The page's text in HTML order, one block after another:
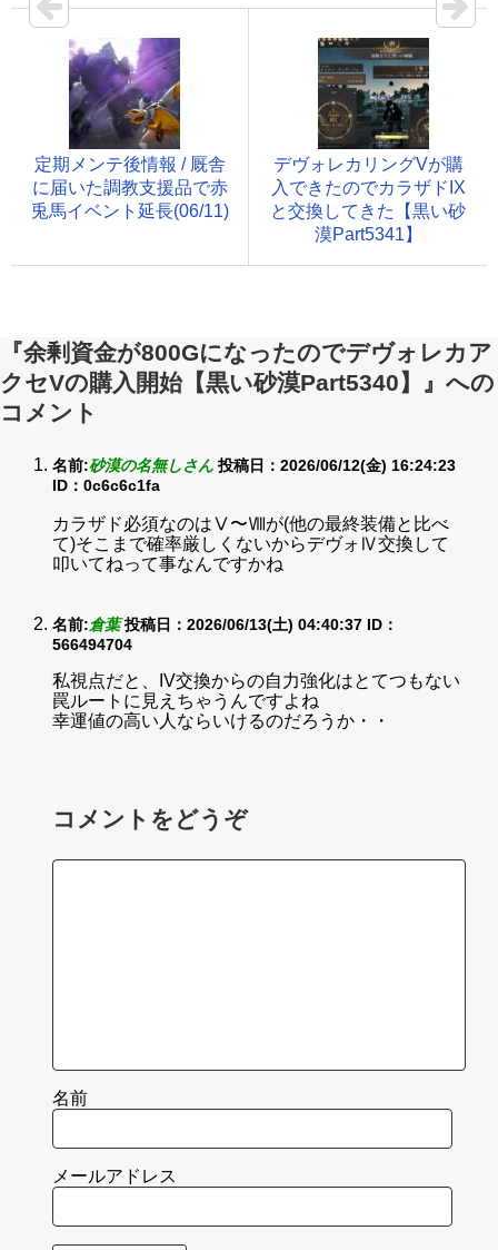
定期メンテ後情報 / 厩舎
に届いた調教支援品で赤
兎馬イベント延長(06/11)
デヴォレカリングVが購
入できたのでカラザドIX
と交換してきた【黒い砂
漠Part5341】
『余剰資金が800Gになったのでデヴォレカア
クセVの購入開始【黒い砂漠Part5340】』への
コメント
名前:砂漠の名無しさん 投稿日：2026/06/12(金) 16:24:23
ID：0c6c6c1fa
カラザド必須なのはⅤ〜Ⅷが(他の最終装備と比べ
て)そこまで確率厳しくないからデヴォⅣ交換して
叩いてねって事なんですかね
名前:倉葉 投稿日：2026/06/13(土) 04:40:37 ID：
566494704
私視点だと、IV交換からの自力強化はとてつもない
罠ルートに見えちゃうんですよね
幸運値の高い人ならいけるのだろうか・・
コメントをどうぞ
名前
メールアドレス